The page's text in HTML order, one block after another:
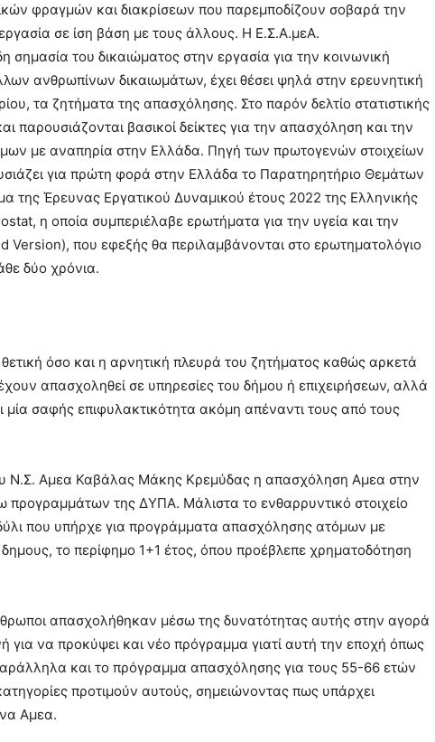
φραγμών και διακρίσεων που παρεμποδίζουν σοβαρά την
σε ίση βάση με τους άλλους. Η Ε.Σ.Α.μεΑ.
σημασία του δικαιώματος στην εργασία για την κοινωνική
ανθρωπίνων δικαιωμάτων, έχει θέσει ψηλά στην ερευνητική
τα ζητήματα της απασχόλησης. Στο παρόν δελτίο στατιστικής
παρουσιάζονται βασικοί δείκτες για την απασχόληση και την
με αναπηρία στην Ελλάδα. Πηγή των πρωτογενών στοιχείων
για πρώτη φορά στην Ελλάδα το Παρατηρητήριο Θεμάτων
της Έρευνας Εργατικού Δυναμικού έτους 2022 της Ελληνικής
η οποία συμπεριέλαβε ερωτήματα για την υγεία και την
Version), που εφεξής θα περιλαμβάνονται στο ερωτηματολόγιο
δύο χρόνια.
όσο και η αρνητική πλευρά του ζητήματος καθώς αρκετά
απασχοληθεί σε υπηρεσίες του δήμου ή επιχειρήσεων, αλλά
σαφής επιφυλακτικότητα ακόμη απέναντι τους από τους
Ν.Σ. Αμεα Καβάλας Μάκης Κρεμύδας η απασχόληση Αμεα στην
προγραμμάτων της ΔΥΠΑ. Μάλιστα το ενθαρρυντικό στοιχείο
που υπήρχε για προγράμματα απασχόλησης ατόμων με
δημους, το περίφημο 1+1 έτος, όπου προέβλεπε χρηματοδότηση
απασχολήθηκαν μέσω της δυνατότητας αυτής στην αγορά
για να προκύψει και νέο πρόγραμμα γιατί αυτή την εποχή όπως
και το πρόγραμμα απασχόλησης για τους 55-66 ετών
προτιμούν αυτούς, σημειώνοντας πως υπάρχει
Αμεα.